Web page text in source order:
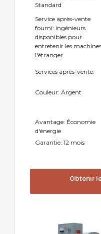
Standard
Service après-vente
fourni: ingénieurs
disponibles pour
entretenir les
l'étranger
Services après-vente:
Couleur: Argent
Avantage: Économie
d'énergie
Garantie: 12 mois
Obtenir